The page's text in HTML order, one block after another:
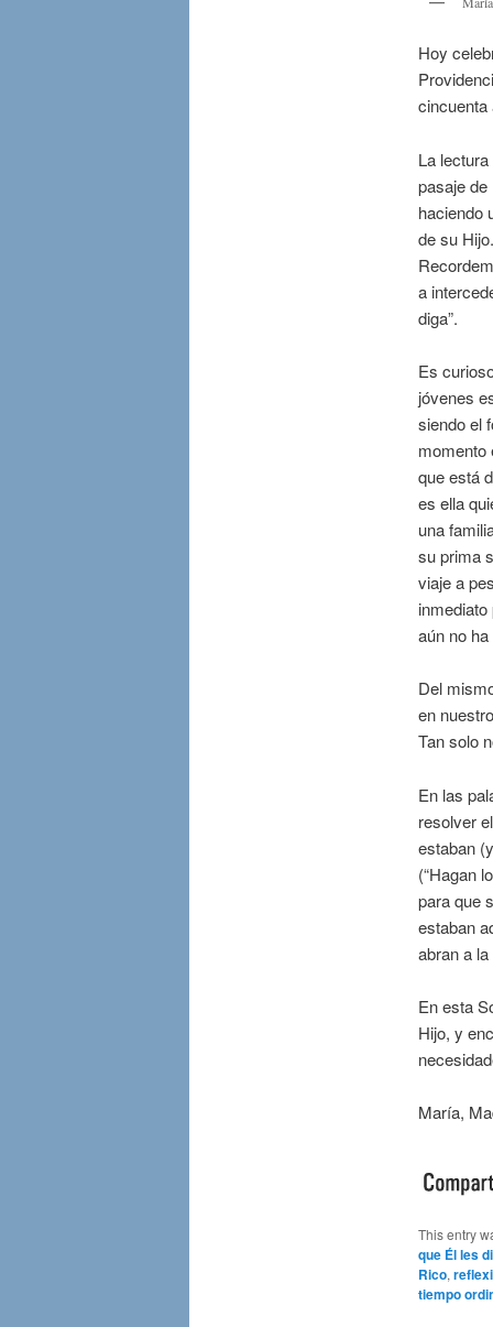
Hoy
cincuenta
La
pasaje
haciendo
de su
a
diga”.
Es
jóvenes
siendo el
momento
que está
es ella
una
su prima
viaje a
aún no ha
Del
en
Tan solo
En las
resolver
estaban
(“Hagan
para que
estaban
abran a
En esta
Hijo, y
María,
This entry
que Él les
Rico,
tiempo